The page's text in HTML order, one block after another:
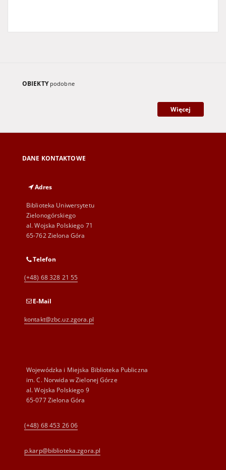
OBIEKTY podobne
Więcej
DANE KONTAKTOWE
Adres
Biblioteka Uniwersytetu
Zielonogórskiego
al. Wojska Polskiego 71
65-762 Zielona Góra
Telefon
(+48) 68 328 21 55
E-Mail
kontakt@zbc.uz.zgora.pl
Wojewódzka i Miejska Biblioteka Publiczna
im. C. Norwida w Zielonej Górze
al. Wojska Polskiego 9
65-077 Zielona Góra
(+48) 68 453 26 06
p.karp@biblioteka.zgora.pl